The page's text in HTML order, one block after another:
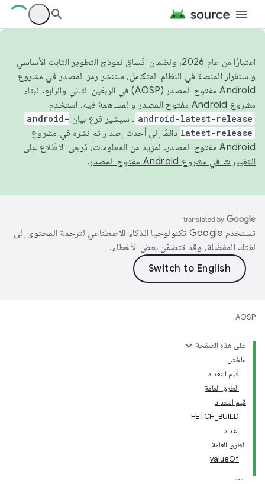
اعتبارًا من عام 2026، ولضمان اتّساق نموذج التطوير الثابت الأساسي
واستقرار المنصة في النظام المتكامل، سننشر رمز المصدر في مشروع
Android مفتوح المصدر (AOSP) في الربعَين الثاني والرابع. لبناء
مشروع Android مفتوح المصدر والمساهمة فيه، استخدِم
android-latest-release . سيشير فرع بيان android-
latest-release دائمًا إلى أحدث إصدار تم نشره في مشروع
Android مفتوح المصدر. لمزيد من المعلومات، يُرجى الاطّلاع على
التغييرات في مشروع Android مفتوح المصدر
.
تستخدم Google تكنولوجيا الذكاء الاصطناعي لترجمة المحتوى إلى
لغتك المفضّلة، وقد تتضمّن بعض الأخطاء.
AOSP
على هذه الصفحة
ملخّص
قيم التعداد
الطرق العامة
قيم التعداد
FETCH_BUILD
إعداد
الطرق العامة
valueOf